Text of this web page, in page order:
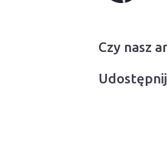
Czy nasz